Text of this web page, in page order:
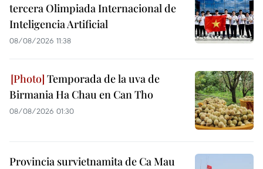
tercera Olimpiada Internacional de
Inteligencia Artificial
08/08/2026 11:38
Temporada de la uva de
Birmania Ha Chau en Can Tho
08/08/2026 01:30
Provincia survietnamita de Ca Mau